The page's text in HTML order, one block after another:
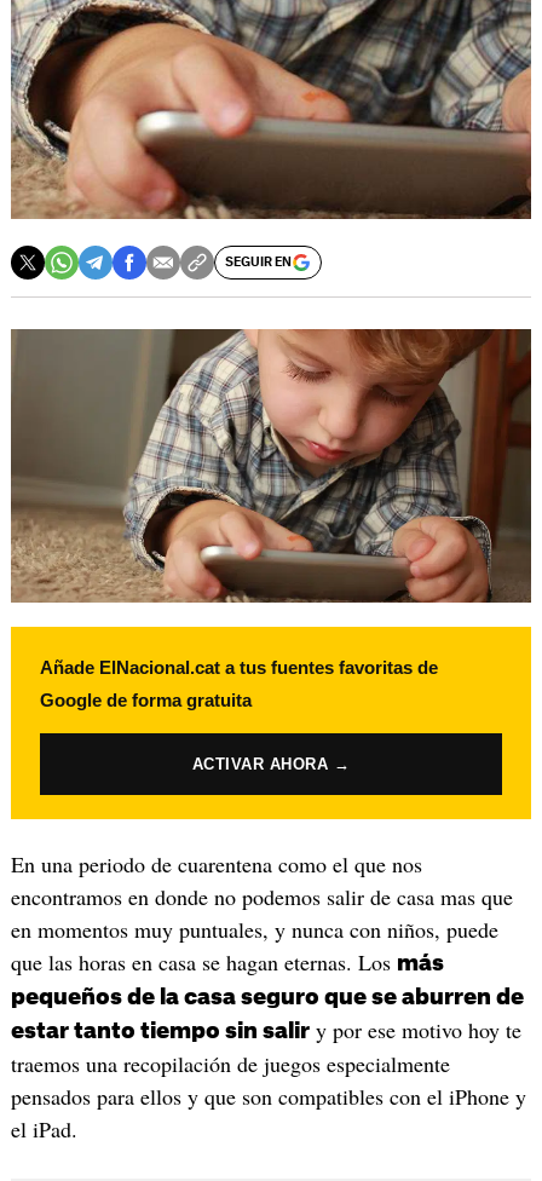
SEGUIR EN
Añade ElNacional.cat a tus fuentes favoritas de
Google de forma gratuita
ACTIVAR AHORA →
En una periodo de cuarentena como el que nos
encontramos en donde no podemos salir de casa mas que
en momentos muy puntuales, y nunca con niños, puede
que las horas en casa se hagan eternas. Los más
pequeños de la casa seguro que se aburren de
estar tanto tiempo sin saliry por ese motivo hoy te
traemos una recopilación de juegos especialmente
pensados para ellos y que son compatibles con el iPhone y
el iPad.